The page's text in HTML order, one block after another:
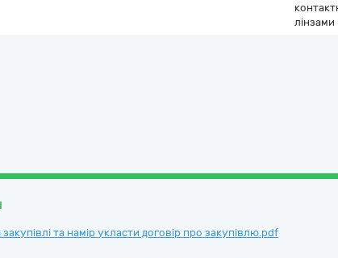
лінзами
та намір укласти договір про закупівлю.pdf